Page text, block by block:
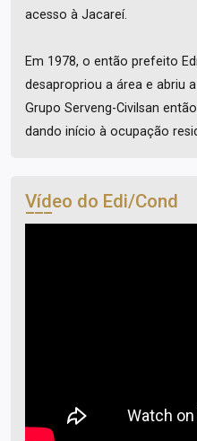
acesso à Jacareí.
Em 1978, o então prefeito
desapropriou a área e abriu
Grupo Serveng-Civilsan
dando início à ocupação
Vídeo do Edi/Cond